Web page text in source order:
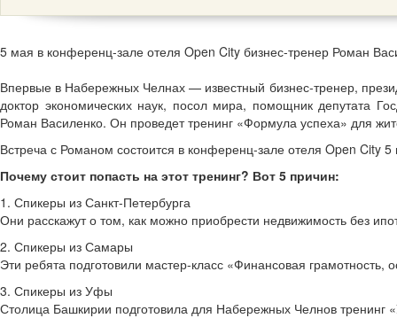
5 мая в конференц-зале отеля Open City бизнес-тренер Роман
Впервые в Набережных Челнах — известный бизнес-тренер,
доктор экономических наук, посол мира, помощник депутата
Роман Василенко. Он проведет тренинг «Формула успеха» для
Встреча с Романом состоится в конференц-зале отеля Open City
Почему стоит попасть на этот тренинг? Вот 5 причин:
1. Спикеры из Санкт-Петербурга
Они расскажут о том, как можно приобрести недвижимость без
2. Спикеры из Самары
Эти ребята подготовили мастер-класс «Финансовая грамотность,
3. Спикеры из Уфы
Столица Башкирии подготовила для Набережных Челнов тренинг